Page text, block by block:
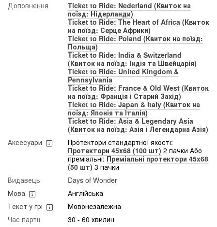
Доповнення
Ticket to Ride: Nederland (Квиток на
поїзд: Нідерланди)
Ticket to Ride: The Heart of Africa (Квиток
на поїзд: Серце Африки)
Ticket to Ride: Poland (Квиток на поїзд:
Польща)
Ticket to Ride: India & Switzerland
(Квиток на поїзд: Індія та Швейцарія)
Ticket to Ride: United Kingdom &
Pennsylvania
Ticket to Ride: France & Old West (Квиток
на поїзд: Франція і Старий Захід)
Ticket to Ride: Japan & Italy (Квиток на
поїзд: Японія та Італія)
Ticket to Ride: Asia & Legendary Asia
(Квиток на поїзд: Азія і Легендарна Азія)
Аксесуари
Протектори стандартної якості:
Протектори 45x68 (100 шт) 2 пачки Або
преміальні:Преміальні протектори 45x68
(50 шт) 3 пачки
Видавець
Days of Wonder
Мова
Англійська
Текст у грі
Мовонезалежна
Час партії
30 - 60 хвилин